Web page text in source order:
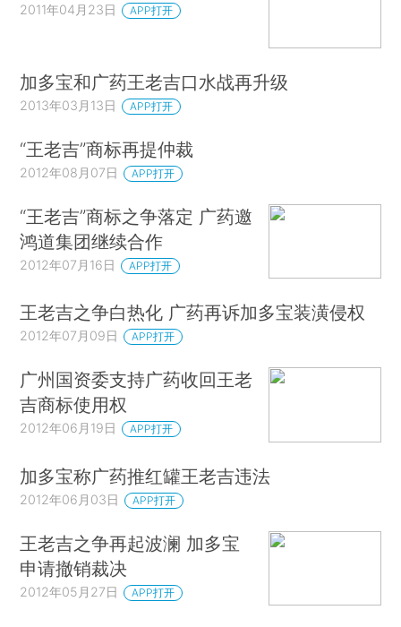
2011年04月23日 APP打开
加多宝和广药王老吉口水战再升级
2013年03月13日 APP打开
“王老吉”商标再提仲裁
2012年08月07日 APP打开
“王老吉”商标之争落定 广药邀
鸿道集团继续合作
2012年07月16日 APP打开
王老吉之争白热化 广药再诉加多宝装潢侵权
2012年07月09日 APP打开
广州国资委支持广药收回王老
吉商标使用权
2012年06月19日 APP打开
加多宝称广药推红罐王老吉违法
2012年06月03日 APP打开
王老吉之争再起波澜 加多宝
申请撤销裁决
2012年05月27日 APP打开